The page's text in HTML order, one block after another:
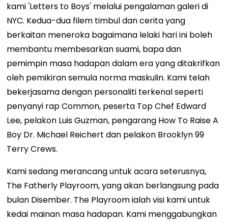
kami 'Letters to Boys' melalui pengalaman galeri di
NYC. Kedua-dua filem timbul dan cerita yang
berkaitan meneroka bagaimana lelaki hari ini boleh
membantu membesarkan suami, bapa dan
pemimpin masa hadapan dalam era yang ditakrifkan
oleh pemikiran semula norma maskulin. Kami telah
bekerjasama dengan personaliti terkenal seperti
penyanyi rap Common, peserta Top Chef Edward
Lee, pelakon Luis Guzman, pengarang How To Raise A
Boy Dr. Michael Reichert dan pelakon Brooklyn 99
Terry Crews.
Kami sedang merancang untuk acara seterusnya,
The Fatherly Playroom, yang akan berlangsung pada
bulan Disember. The Playroom ialah visi kami untuk
kedai mainan masa hadapan. Kami menggabungkan